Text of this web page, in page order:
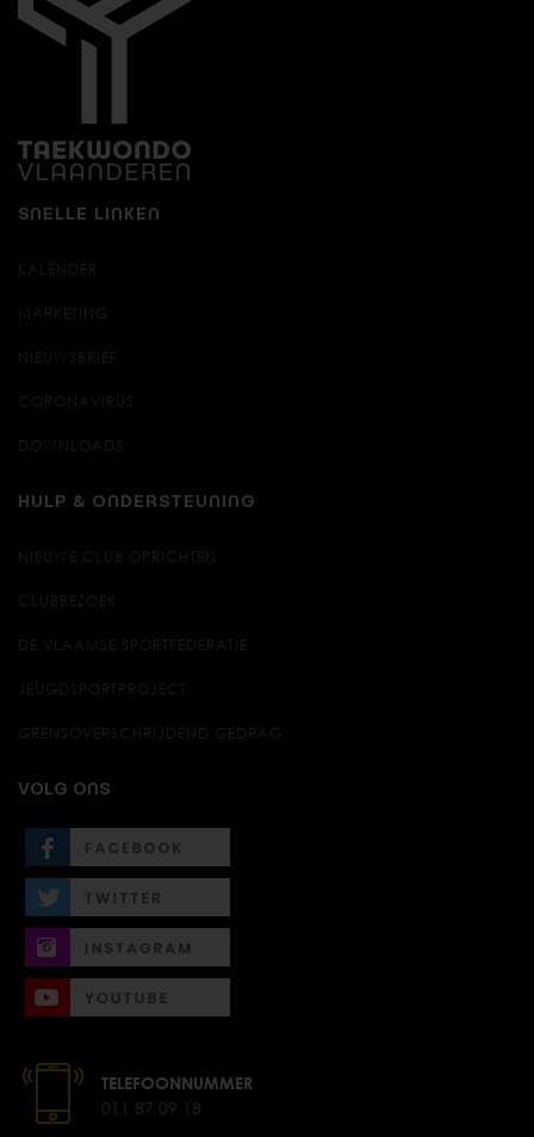
SNELLE LINKEN
KALENDER
MARKETING
NIEUWSBRIEF
CORONAVIRUS
DOWNLOADS
HULP & ONDERSTEUNING
NIEUWE CLUB OPRICHTEN
CLUBBEZOEK
DE VLAAMSE SPORTFEDERATIE
JEUGDSPORTPROJECT
GRENSOVERSCHRIJDEND GEDRAG
VOLG ONS
TELEFOONNUMMER
011 87 09 18